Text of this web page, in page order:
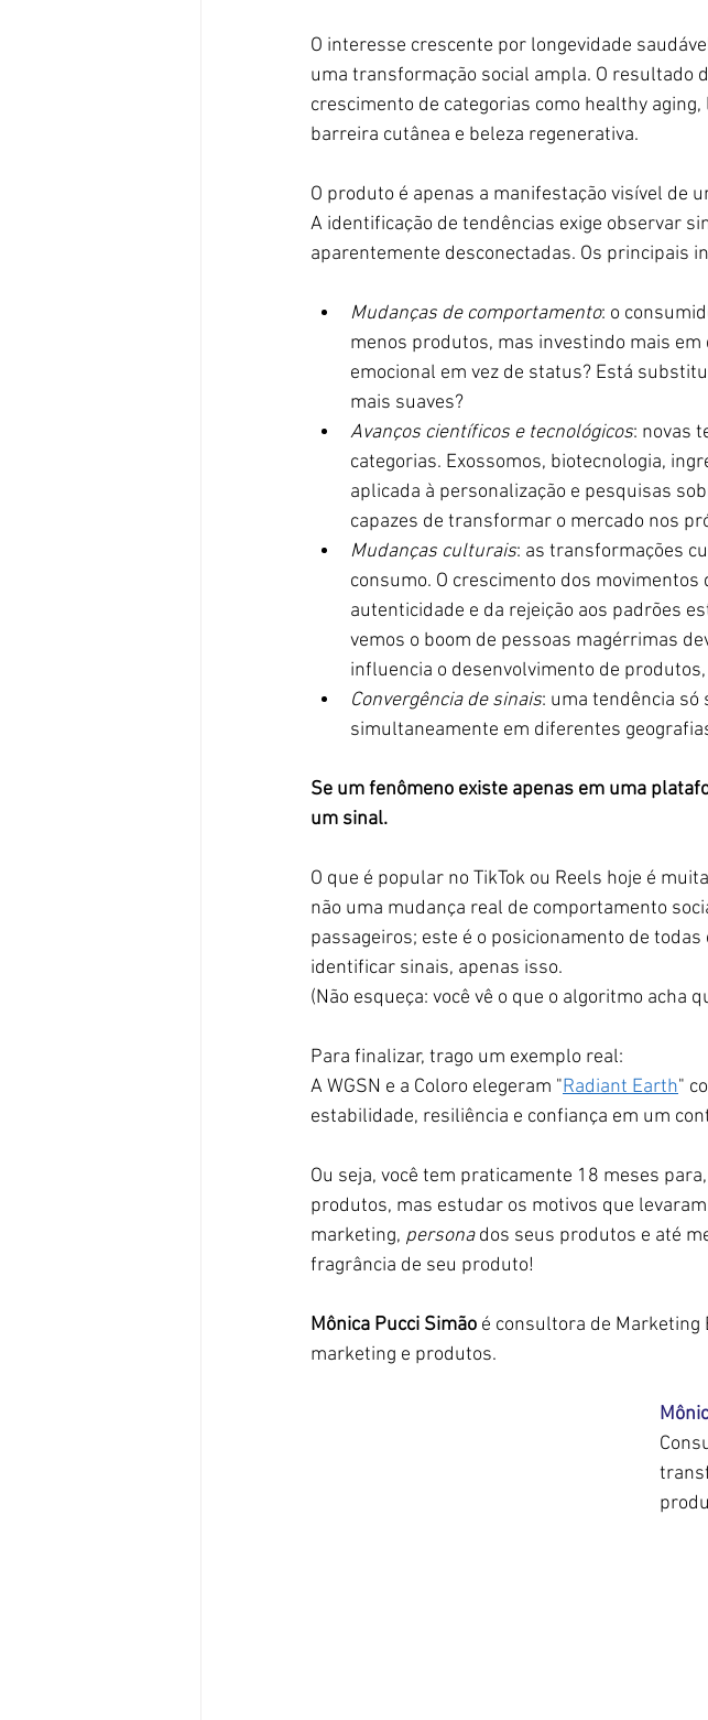
O interesse crescente por longevidade
uma transformação social ampla. O resultado
crescimento de categorias como healthy
barreira cutânea e beleza regenerativa.
O produto é apenas a manifestação visível de
A identificação de tendências exige observar
aparentemente desconectadas. Os principais
Mudanças de comportamento: o
menos produtos, mas investindo mais
emocional em vez de status? Está
mais suaves?
Avanços científicos e tecnológicos: novas
categorias. Exossomos, biotecnologia,
aplicada à personalização e pesquisas
capazes de transformar o mercado nos
Mudanças culturais: as transformações
consumo. O crescimento dos
autenticidade e da rejeição aos padrões
vemos o boom de pessoas magérrimas
influencia o desenvolvimento de
Convergência de sinais: uma tendência
simultaneamente em diferentes
Se um fenômeno existe apenas em uma
um sinal.
O que é popular no TikTok ou Reels hoje é
não uma mudança real de comportamento
passageiros; este é o posicionamento de
identificar sinais, apenas isso.
(Não esqueça: você vê o que o algoritmo acha
Para finalizar, trago um exemplo real:
A WGSN e a Coloro elegeram "Radiant Earth"
estabilidade, resiliência e confiança em um
Ou seja, você tem praticamente 18 meses
produtos, mas estudar os motivos que
marketing, persona dos seus produtos e até
fragrância de seu produto!
Mônica Pucci Simão é consultora de
marketing e produtos.